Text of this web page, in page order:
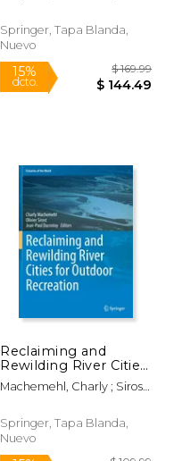
Inglés)
Mark L.
Springer, Tapa Blanda,
Nuevo
Reclaiming and
Rewilding River Cities
for Outdoor
Recreation (en
Machemehl, Charly ; Sirost,
Paul
Springer, Tapa Blanda,
Nuevo